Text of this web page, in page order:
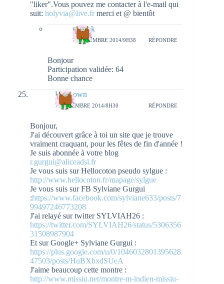
"liker".Vous pouvez me contacter à l'e-mail qui
suit: holyvia@live.fr merci et @ bientôt
natieak
7 NOVEMBRE 2014/9H38 RÉPONDRE
Bonjour
Participation validée: 64
Bonne chance
Unknown
7 NOVEMBRE 2014/8H30 RÉPONDRE
Bonjour,
J'ai découvert grâce à toi un site que je trouve
vraiment craquant, pour les fêtes de fin d'année !
Je suis abonnée à votre blog
r.gurgui@aliceadsl.fr
Je vous suis sur Hellocoton pseudo sylgue :
http://www.hellocoton.fr/mapage/sylgue
Je vous suis sur FB Sylviane Gurgui
:https://www.facebook.com/sylviane633/posts/7
99497246773208
J'ai relayé sur twitter SYLVIAH26 :
https://twitter.com/SYLVIAH26/status/5306356
31508987904
Et sur Google+ Sylviane Gurgui :
https://plus.google.com/u/0/1046032801395628
47503/posts/HuBXbxdSUeA
J'aime beaucoup cette montre :
http://www.missiu.net/montre-m-indien-missiu-